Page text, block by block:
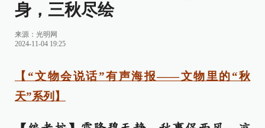
身，三秋尽绘
来源： 光明网
2024-11-04 19:25
【“文物会说话”有声海报——文物里的“秋
天”系列】